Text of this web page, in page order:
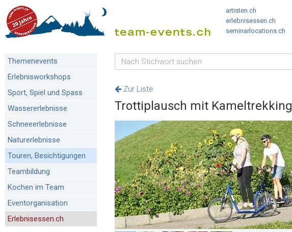
artisten.ch
erlebnisessen.ch
seminarlocations.ch
Themenevents
Erlebnisworkshops
Sport, Spiel und Spass
Wassererlebnisse
Schneeerlebnisse
Naturerlebnisse
Touren, Besichtigungen
Teambildung
Kochen im Team
Eventorganisation
Erlebnisessen.ch
Zur Liste
Trottiplausch mit Kameltrekking